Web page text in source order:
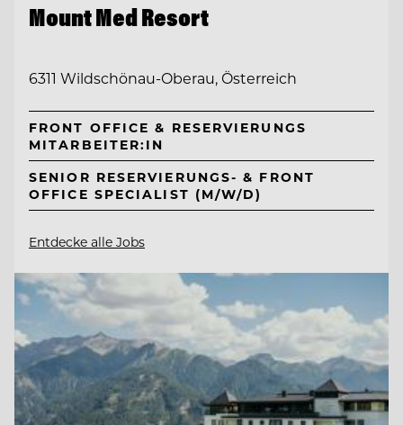
Mount Med Resort
6311 Wildschönau-Oberau, Österreich
FRONT OFFICE & RESERVIERUNGS
MITARBEITER:IN
SENIOR RESERVIERUNGS- & FRONT
OFFICE SPECIALIST (M/W/D)
Entdecke alle Jobs